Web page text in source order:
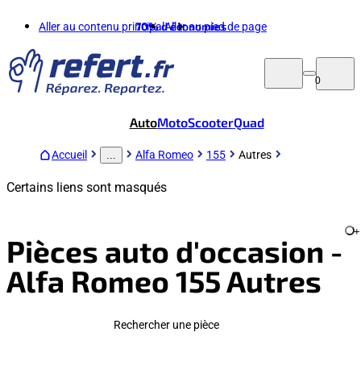
Aller au contenu principalAller au pied de page
70%d'économies
0
AutoMotoScooterQuad
Accueil Alfa Romeo 155 Autres
Certains liens sont masqués
Pièces auto d'occasion -
Alfa Romeo 155 Autres
+
Rechercher une pièce